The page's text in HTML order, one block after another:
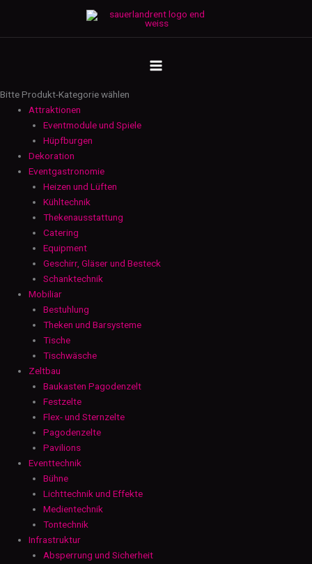
springen
MENU
Bitte Produkt-Kategorie wählen
Attraktionen
Eventmodule und Spiele
Hüpfburgen
Dekoration
Eventgastronomie
Heizen und Lüften
Kühltechnik
Thekenausstattung
Catering
Equipment
Geschirr, Gläser und Besteck
Schanktechnik
Mobiliar
Bestuhlung
Theken und Barsysteme
Tische
Tischwäsche
Zeltbau
Baukasten Pagodenzelt
Festzelte
Flex- und Sternzelte
Pagodenzelte
Pavilions
Eventtechnik
Bühne
Lichttechnik und Effekte
Medientechnik
Tontechnik
Infrastruktur
Absperrung und Sicherheit
x
Seitenplanen
Menge